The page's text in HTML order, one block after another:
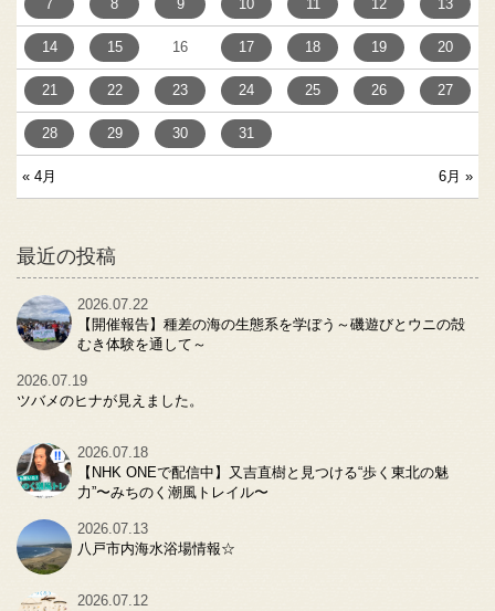
« 4月 6月 »
7 8 9 10 11 12 13
14 15 16 17 18 19 20
21 22 23 24 25 26 27
28 29 30 31
最近の投稿
2026.07.22
【開催報告】種差の海の生態系を学ぼう～磯遊びとウニの殻
むき体験を通して～
2026.07.19
ツバメのヒナが見えました。
2026.07.18
【NHK ONEで配信中】又吉直樹と見つける“歩く東北の魅
力”〜みちのく潮風トレイル〜
2026.07.13
八戸市内海水浴場情報☆
2026.07.12